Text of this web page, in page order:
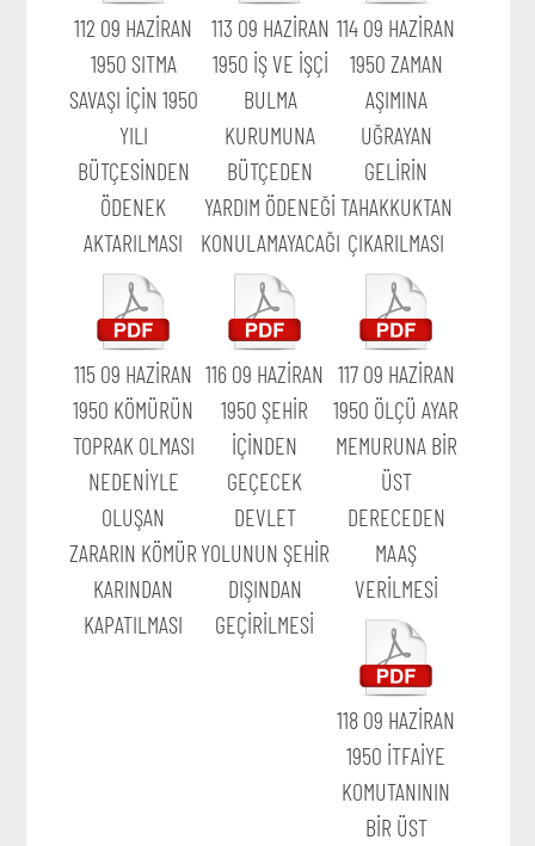
112 09 HAZİRAN
1950 SITMA
SAVAŞI İÇİN 1950
YILI
BÜTÇESİNDEN
ÖDENEK
AKTARILMASI
113 09 HAZİRAN
1950 İŞ VE İŞÇİ
BULMA
KURUMUNA
BÜTÇEDEN
YARDIM ÖDENEĞİ
KONULAMAYACAĞI
114 09 HAZİRAN
1950 ZAMAN
AŞIMINA
UĞRAYAN
GELİRİN
TAHAKKUKTAN
ÇIKARILMASI
115 09 HAZİRAN
1950 KÖMÜRÜN
TOPRAK OLMASI
NEDENİYLE
OLUŞAN
ZARARIN KÖMÜR
KARINDAN
KAPATILMASI
116 09 HAZİRAN
1950 ŞEHİR
İÇİNDEN
GEÇECEK
DEVLET
YOLUNUN ŞEHİR
DIŞINDAN
GEÇİRİLMESİ
117 09 HAZİRAN
1950 ÖLÇÜ AYAR
MEMURUNA BİR
ÜST
DERECEDEN
MAAŞ
VERİLMESİ
118 09 HAZİRAN
1950 İTFAİYE
KOMUTANININ
BİR ÜST